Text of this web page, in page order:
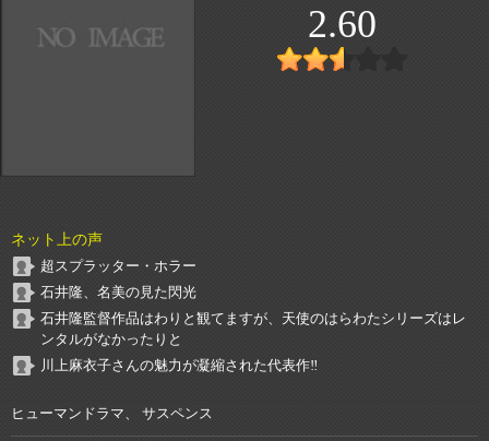
2.60
ネット上の声
超スプラッター・ホラー
石井隆、名美の見た閃光
石井隆監督作品はわりと観てますが、天使のはらわたシリーズはレ
ンタルがなかったりと
川上麻衣子さんの魅力が凝縮された代表作‼︎
ヒューマンドラマ、 サスペンス